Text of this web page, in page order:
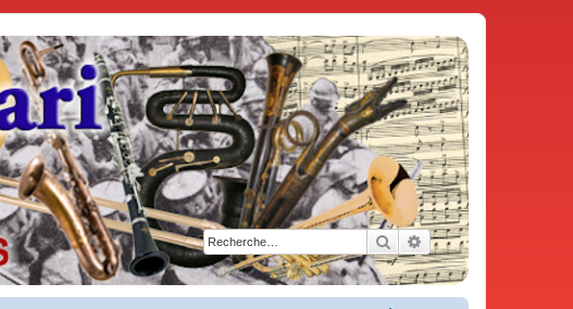
Rechercher
Recherche avancée